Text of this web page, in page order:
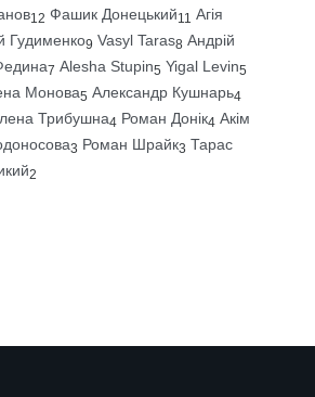
12 Фашик Донецький11 Агія
Гудименко9 Vasyl Taras8 Андрій
7 Alesha Stupin5 Yigal Levin5
Монова5 Александр Кушнарь4
Трибушна4 Роман Донік4 Акім
3 Роман Шрайк3 Тарас
2